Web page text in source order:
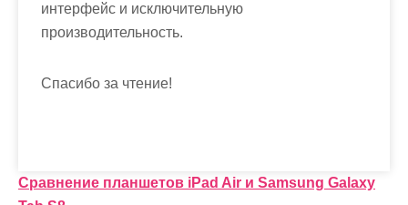
интерфейс и исключительную
производительность.
Спасибо за чтение!
Н
Сравнение планшетов iPad Air и Samsung Galaxy